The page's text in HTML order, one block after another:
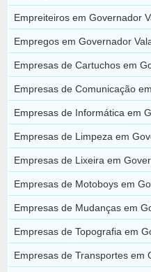
Empreiteiros em Governador
Empregos em Governador
Empresas de Cartuchos em
Empresas de Comunicação
Empresas de Informática em
Empresas de Limpeza em
Empresas de Lixeira em
Empresas de Motoboys em
Empresas de Mudanças em
Empresas de Topografia em
Empresas de Transportes em